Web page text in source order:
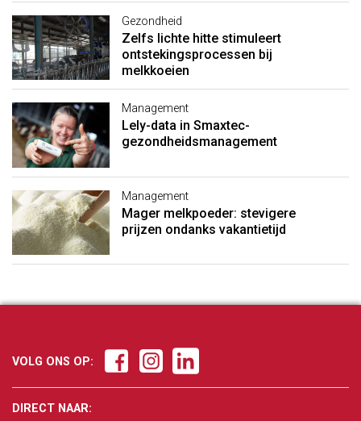
Gezondheid
Zelfs lichte hitte stimuleert
ontstekingsprocessen bij
melkkoeien
Management
Lely-data in Smaxtec-
gezondheidsmanagement
Management
Mager melkpoeder: stevigere
prijzen ondanks vakantietijd
VOLG ONS OP:
DIRECT NAAR: